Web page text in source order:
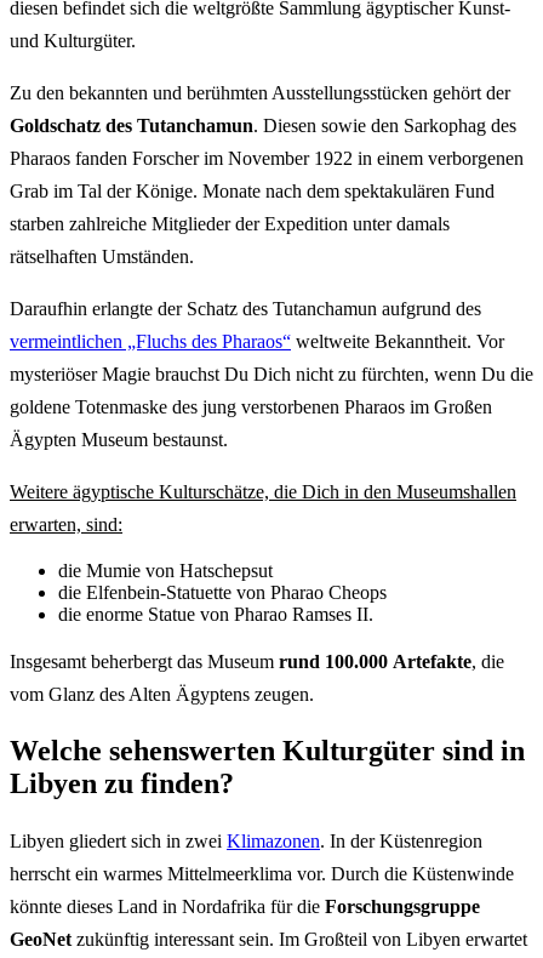
diesen befindet sich die weltgrößte Sammlung ägyptischer Kunst-
und Kulturgüter.
Zu den bekannten und berühmten Ausstellungsstücken gehört der
Goldschatz des Tutanchamun. Diesen sowie den Sarkophag des
Pharaos fanden Forscher im November 1922 in einem verborgenen
Grab im Tal der Könige. Monate nach dem spektakulären Fund
starben zahlreiche Mitglieder der Expedition unter damals
rätselhaften Umständen.
Daraufhin erlangte der Schatz des Tutanchamun aufgrund des
vermeintlichen „Fluchs des Pharaos“ weltweite Bekanntheit. Vor
mysteriöser Magie brauchst Du Dich nicht zu fürchten, wenn Du die
goldene Totenmaske des jung verstorbenen Pharaos im Großen
Ägypten Museum bestaunst.
Weitere ägyptische Kulturschätze, die Dich in den Museumshallen
erwarten, sind:
die Mumie von Hatschepsut
die Elfenbein-Statuette von Pharao Cheops
die enorme Statue von Pharao Ramses II.
Insgesamt beherbergt das Museum rund 100.000 Artefakte, die
vom Glanz des Alten Ägyptens zeugen.
Welche sehenswerten Kulturgüter sind in
Libyen zu finden?
Libyen gliedert sich in zwei Klimazonen. In der Küstenregion
herrscht ein warmes Mittelmeerklima vor. Durch die Küstenwinde
könnte dieses Land in Nordafrika für die Forschungsgruppe
GeoNet zukünftig interessant sein. Im Großteil von Libyen erwartet